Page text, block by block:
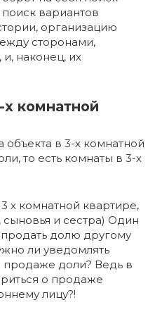
поиск вариантов
организацию
сторонами,
наконец, их
комнатной
в 3-х комнатной
то есть комнаты в 3-х
х комнатной квартире,
сыновья и сестра) Один
продать долю другому
ли уведомлять
продаже доли? Ведь в
о продаже
лицу?!